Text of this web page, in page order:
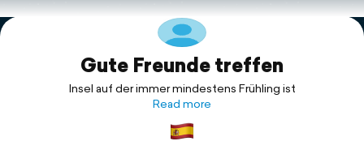
Explore
Support
Gute Freunde treffen
Insel auf der immer mindestens Frühling ist
Read more